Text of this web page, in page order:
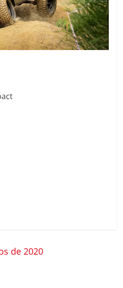
de 2020